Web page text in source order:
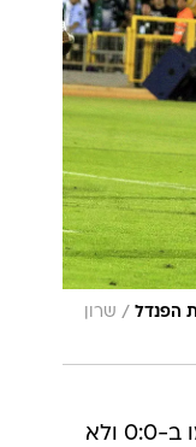
הפנדל / שרון
טברטקו קאלה. בסיכומו של דבר, המשחק הזה מצטרף לשני משחקי המחזור שנסתיימו ב-0:0 ולא